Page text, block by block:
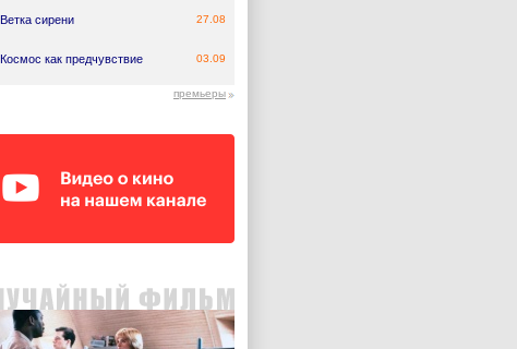
Ветка сирени 27.08
Космос как предчувствие 03.09
премьеры